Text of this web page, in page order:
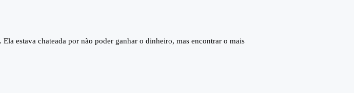
estava chateada por não poder ganhar o dinheiro, mas encontrar o mais